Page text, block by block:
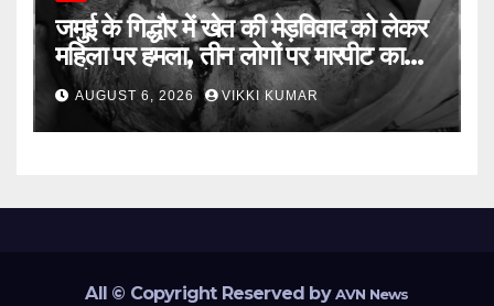
जमुई के गिद्धौर में खेत की मेड़विवाद को लेकर
महिला पर हमला, तीन लोगों पर मारपीट का
आरोप
AUGUST 6, 2026 VIKKI KUMAR
All © Copyright Reserved byAVN News